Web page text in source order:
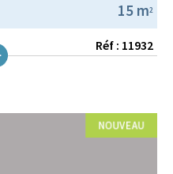
15 m2
Réf : 11932